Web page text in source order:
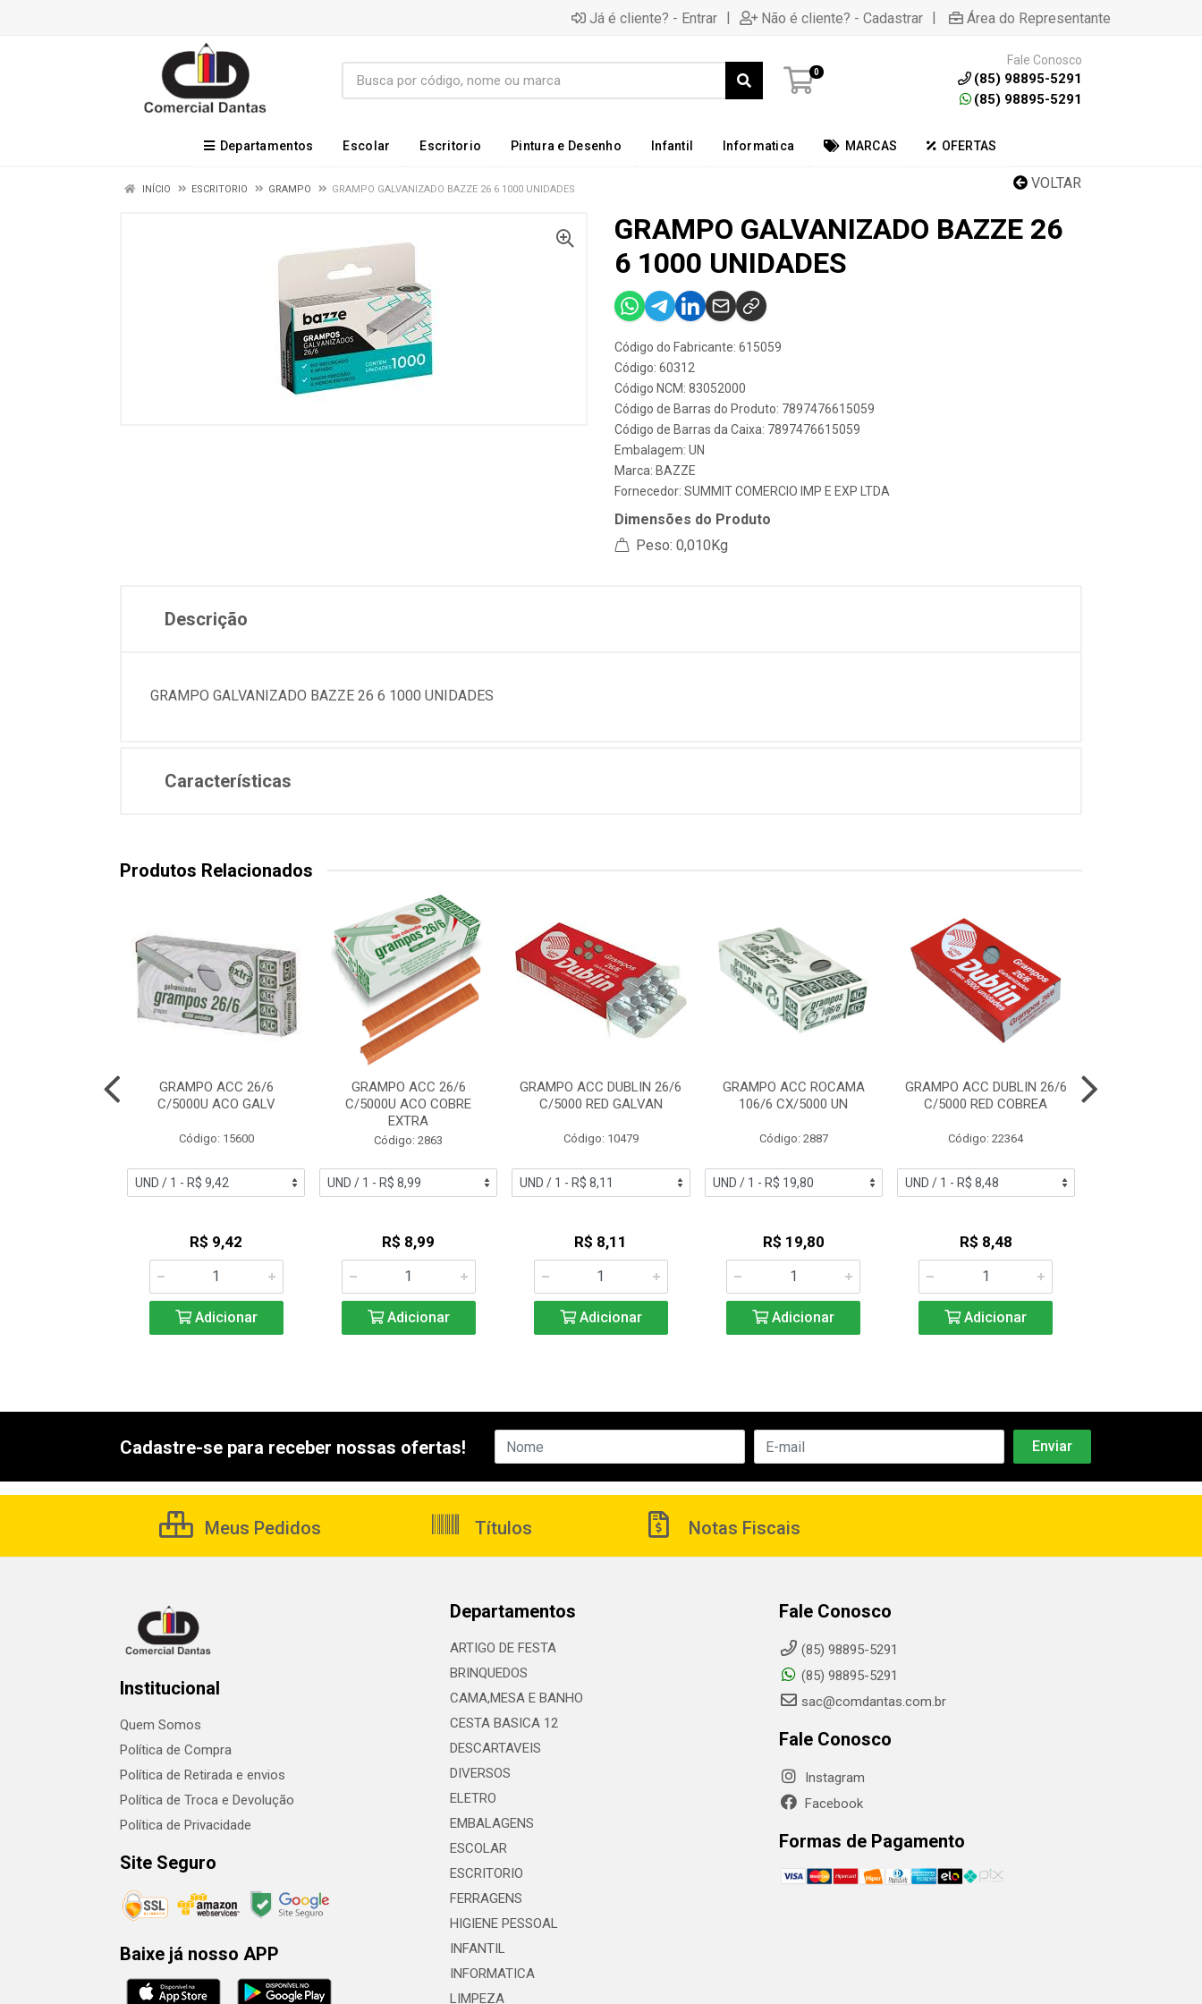
Já é cliente? - Entrar | Não é cliente? - Cadastrar | Área do Representante
0
Fale Conosco
(85) 98895-5291
(85) 98895-5291
Departamentos Escolar Escritorio Pintura e Desenho Infantil Informatica MARCAS OFERTAS
VOLTAR
INÍCIO ESCRITORIO GRAMPO GRAMPO GALVANIZADO BAZZE 26 6 1000 UNIDADES
GRAMPO GALVANIZADO BAZZE 26
6 1000 UNIDADES
Código do Fabricante: 615059
Código: 60312
Código NCM: 83052000
Código de Barras do Produto: 7897476615059
Código de Barras da Caixa: 7897476615059
Embalagem: UN
Marca: BAZZE
Fornecedor: SUMMIT COMERCIO IMP E EXP LTDA
Dimensões do Produto
Peso: 0,010Kg
Descrição
GRAMPO GALVANIZADO BAZZE 26 6 1000 UNIDADES
Características
Produtos Relacionados
GRAMPO ACC 26/6
C/5000U ACO GALV
Código: 15600
R$ 9,42
Adicionar
GRAMPO ACC 26/6
C/5000U ACO COBRE
EXTRA
Código: 2863
R$ 8,99
Adicionar
GRAMPO ACC DUBLIN 26/6
C/5000 RED GALVAN
Código: 10479
R$ 8,11
Adicionar
GRAMPO ACC ROCAMA
106/6 CX/5000 UN
Código: 2887
R$ 19,80
Adicionar
GRAMPO ACC DUBLIN 26/6
C/5000 RED COBREA
Código: 22364
R$ 8,48
Adicionar
Cadastre-se para receber nossas ofertas!
Meus Pedidos Títulos Notas Fiscais
Institucional
Quem Somos
Política de Compra
Política de Retirada e envios
Política de Troca e Devolução
Política de Privacidade
Site Seguro
Baixe já nosso APP
Departamentos
ARTIGO DE FESTA
BRINQUEDOS
CAMA,MESA E BANHO
CESTA BASICA 12
DESCARTAVEIS
DIVERSOS
ELETRO
EMBALAGENS
ESCOLAR
ESCRITORIO
FERRAGENS
HIGIENE PESSOAL
INFANTIL
INFORMATICA
LIMPEZA
Fale Conosco
(85) 98895-5291
(85) 98895-5291
sac@comdantas.com.br
Fale Conosco
Instagram
Facebook
Formas de Pagamento